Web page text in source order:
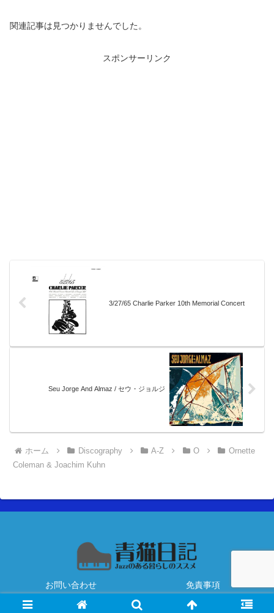
関連記事は見つかりませんでした。
スポンサーリンク
3/27/65 Charlie Parker 10th Memorial Concert
Seu Jorge And Almaz / セウ・ジョルジ
ホーム Discography A-Z O
Ornette
Coleman & Joachim Kuhn
お問い合わせ 免責事項
Copyright © 2020 青猫日記 All Rights Reserved.